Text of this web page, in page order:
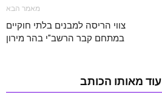
מאמר הבא
צווי הריסה למבנים בלתי חוקיים
במתחם קבר הרשב"י בהר מירון
עוד מאותו הכותב